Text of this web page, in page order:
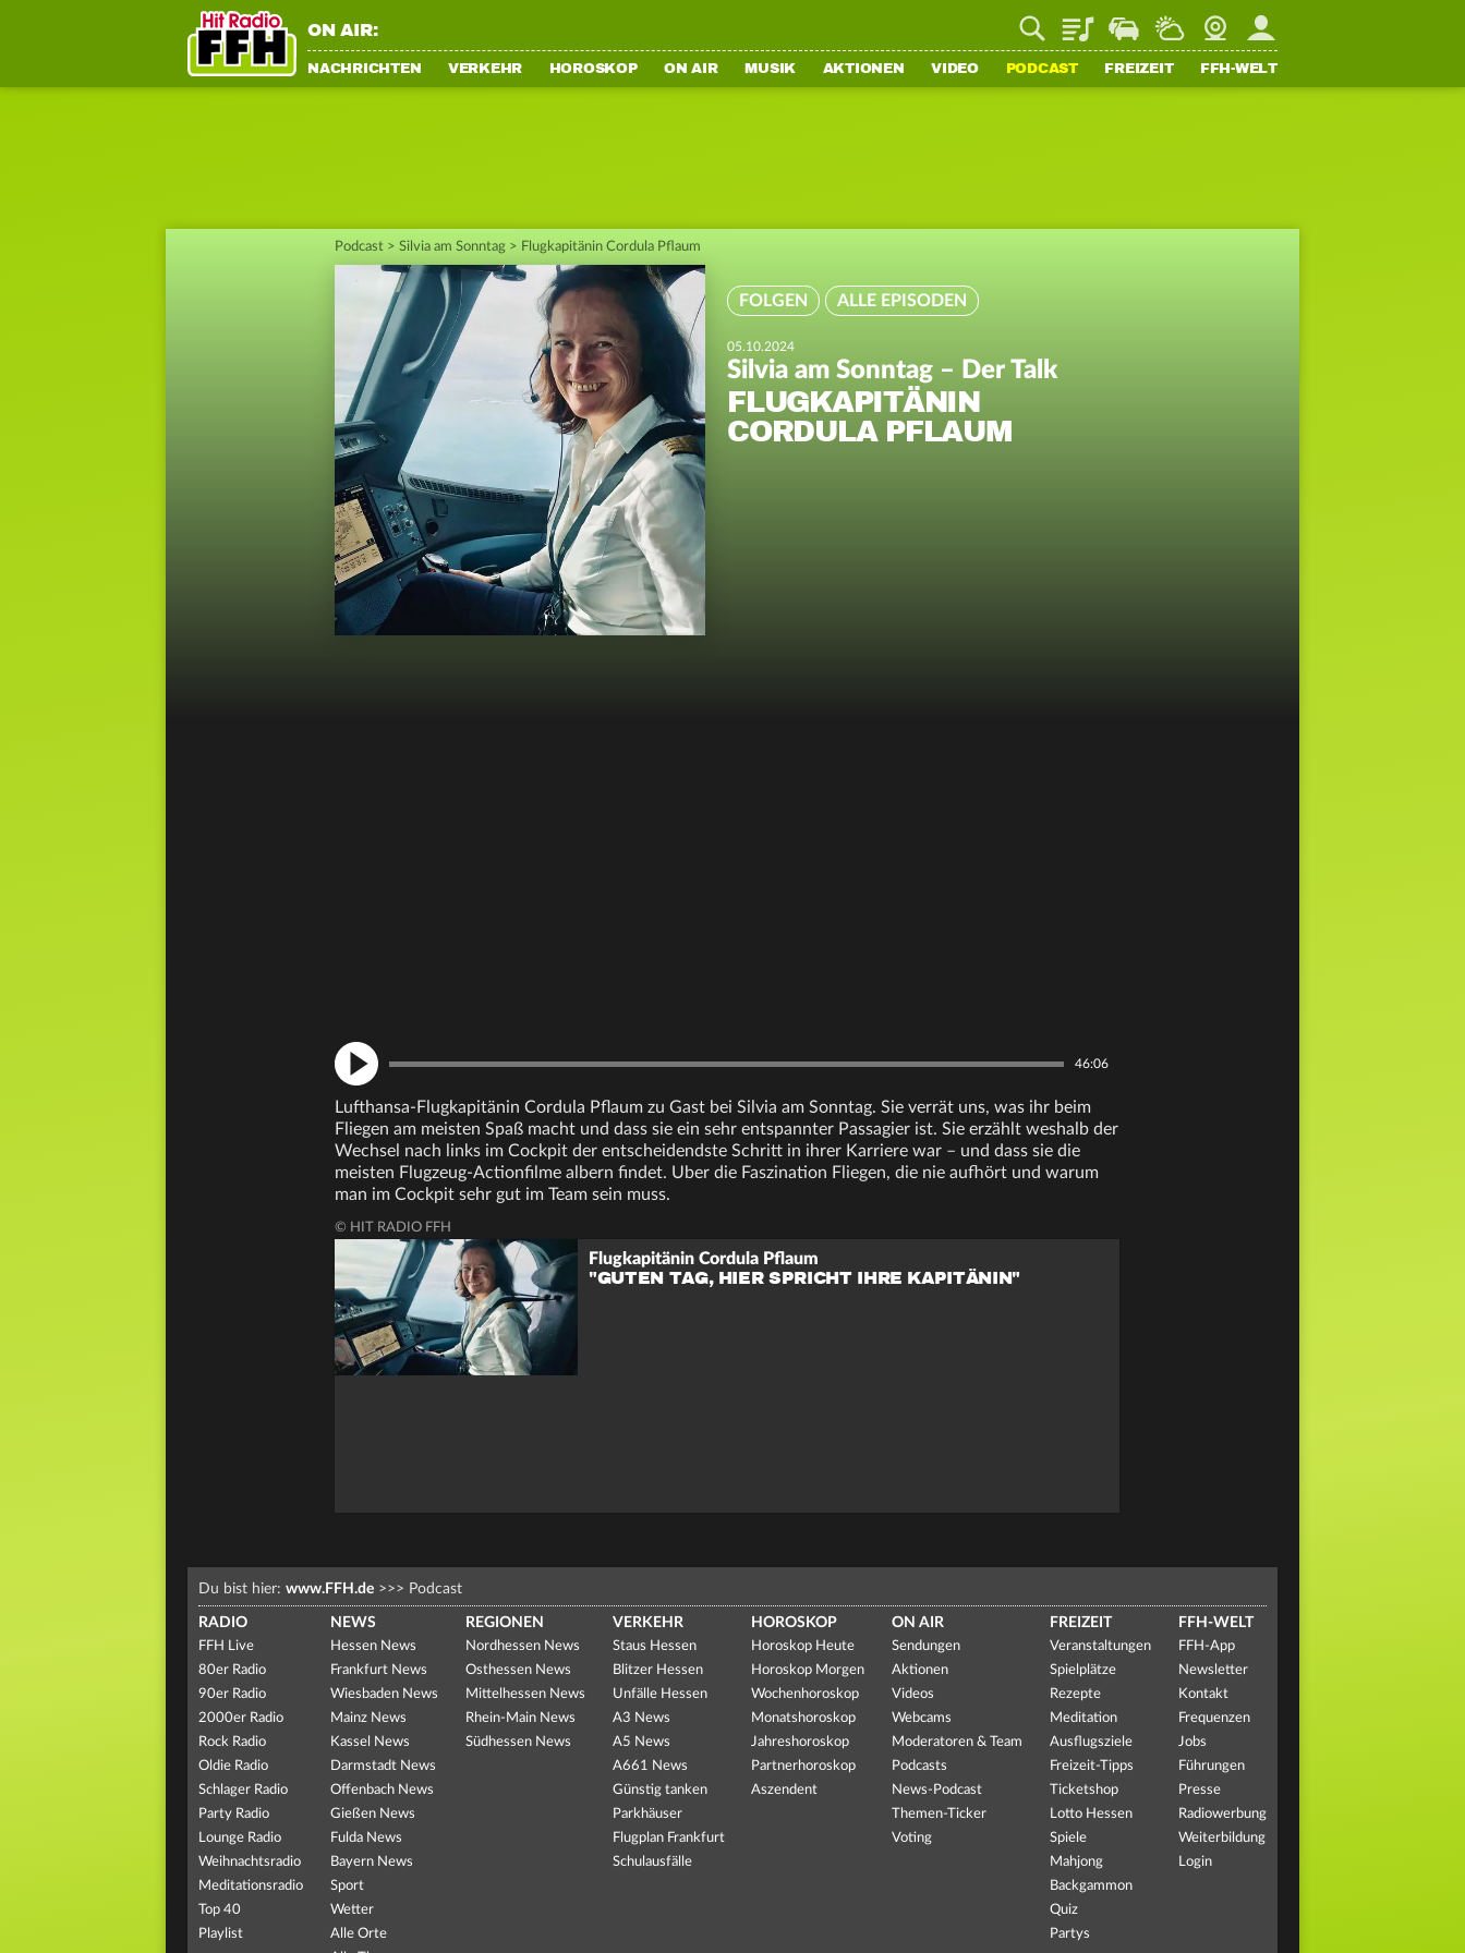
ON AIR: PlaylistStaupilotWetterWebcamMein FFH
NACHRICHTEN VERKEHR HOROSKOP ON AIR MUSIK AKTIONEN VIDEO PODCAST FREIZEIT FFH-WELT
Podcast > Silvia am Sonntag > Flugkapitänin Cordula Pflaum
FOLGEN ALLE EPISODEN
05.10.2024
Silvia am Sonntag – Der Talk
FLUGKAPITÄNIN
CORDULA PFLAUM
46:06
Lufthansa-Flugkapitänin Cordula Pflaum zu Gast bei Silvia am Sonntag. Sie verrät uns, was ihr beim
Fliegen am meisten Spaß macht und dass sie ein sehr entspannter Passagier ist. Sie erzählt weshalb der
Wechsel nach links im Cockpit der entscheidendste Schritt in ihrer Karriere war – und dass sie die
meisten Flugzeug-Actionfilme albern findet. Uber die Faszination Fliegen, die nie aufhört und warum
man im Cockpit sehr gut im Team sein muss.
© HIT RADIO FFH
Flugkapitänin Cordula Pflaum
"GUTEN TAG, HIER SPRICHT IHRE KAPITÄNIN"
Du bist hier: www.FFH.de >>> Podcast
RADIO
FFH Live
80er Radio
90er Radio
2000er Radio
Rock Radio
Oldie Radio
Schlager Radio
Party Radio
Lounge Radio
Weihnachtsradio
Meditationsradio
Top 40
Playlist
NEWS
Hessen News
Frankfurt News
Wiesbaden News
Mainz News
Kassel News
Darmstadt News
Offenbach News
Gießen News
Fulda News
Bayern News
Sport
Wetter
Alle Orte
REGIONEN
Nordhessen News
Osthessen News
Mittelhessen News
Rhein-Main News
Südhessen News
VERKEHR
Staus Hessen
Blitzer Hessen
Unfälle Hessen
A3 News
A5 News
A661 News
Günstig tanken
Parkhäuser
Flugplan Frankfurt
Schulausfälle
HOROSKOP
Horoskop Heute
Horoskop Morgen
Wochenhoroskop
Monatshoroskop
Jahreshoroskop
Partnerhoroskop
Aszendent
ON AIR
Sendungen
Aktionen
Videos
Webcams
Moderatoren & Team
Podcasts
News-Podcast
Themen-Ticker
Voting
FREIZEIT
Veranstaltungen
Spielplätze
Rezepte
Meditation
Ausflugsziele
Freizeit-Tipps
Ticketshop
Lotto Hessen
Spiele
Mahjong
Backgammon
Quiz
Partys
FFH-WELT
FFH-App
Newsletter
Kontakt
Frequenzen
Jobs
Führungen
Presse
Radiowerbung
Weiterbildung
Login